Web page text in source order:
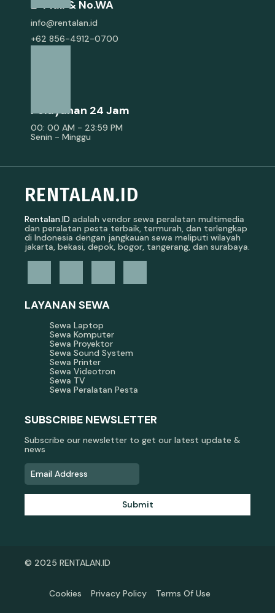
E-Mail & No.WA
info@rentalan.id
+62 856-4912-0700
Pelayanan 24 Jam
00: 00 AM - 23:59 PM
Senin - Minggu
RENTALAN.ID
Rentalan.ID adalah vendor sewa peralatan multimedia
dan peralatan pesta terbaik, termurah, dan terlengkap
di Indonesia dengan jangkauan sewa meliputi wilayah
jakarta, bekasi, depok, bogor, tangerang, dan surabaya.
LAYANAN SEWA
Sewa Laptop
Sewa Komputer
Sewa Proyektor
Sewa Sound System
Sewa Printer
Sewa Videotron
Sewa TV
Sewa Peralatan Pesta
SUBSCRIBE NEWSLETTER
Subscribe our newsletter to get our latest update &
news
Submit
© 2025 RENTALAN.ID
Cookies Privacy Policy Terms Of Use